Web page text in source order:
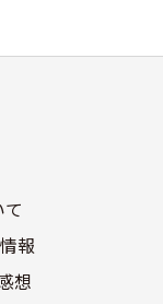
報
想